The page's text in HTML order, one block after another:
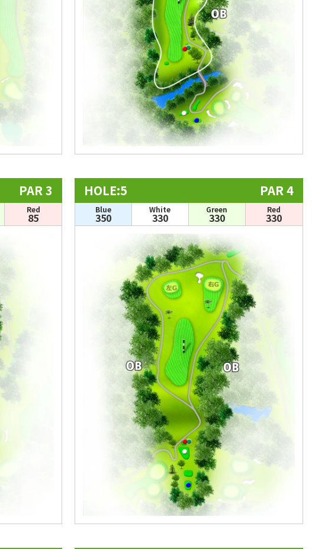
PAR 3
Red
85
HOLE:5 PAR 4
Blue
350
White
330
Green
330
Red
330